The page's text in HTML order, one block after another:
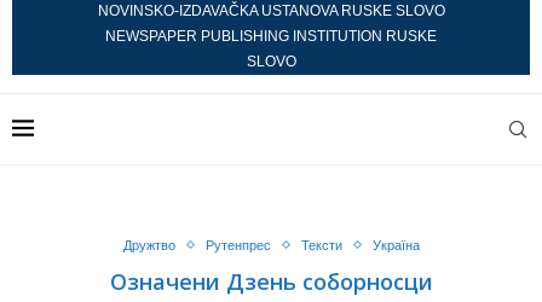
NOVINSKO-IZDAVAČKA USTANOVA RUSKE SLOVO
NEWSPAPER PUBLISHING INSTITUTION RUSKE
SLOVO
Дружтво Рутенпрес Тексти Україна
Oзначени Дзень соборносци